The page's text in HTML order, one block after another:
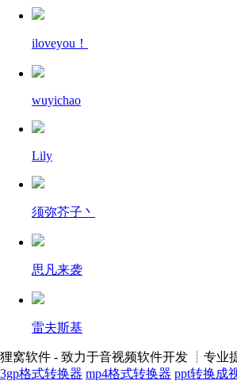
iloveyou！
wuyichao
Lily
须弥芥子丶
思凡来袭
雷夫斯基
狸窝软件 - 致力于音视频软件开发 ┊专业
3gp格式转换器 mp4格式转换器 ppt转换成